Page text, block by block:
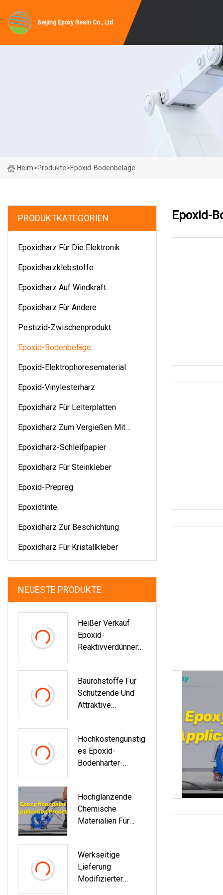
Beijing Epoxy Resin Co., Ltd
Heim>Produkte>Epoxid-Bodenbeläge
PRODUKTKATEGORIEN
Epoxidharz Für Die Elektronik
Epoxidharzklebstoffe
Epoxidharz Auf Windkraft
Epoxidharz Für Andere
Pestizid-Zwischenprodukt
Epoxid-Bodenbeläge
Epoxid-Elektrophoresematerial
Epoxid-Vinylesterharz
Epoxidharz Für Leiterplatten
Epoxidharz Zum Vergießen Mit
Epoxidharz-Schleifpapier
Epoxidharz Für Steinkleber
Epoxid-Prepreg
Epoxidtinte
Epoxidharz Zur Beschichtung
Epoxidharz Für Kristallkleber
NEUESTE PRODUKTE
Heißer Verkauf
Epoxid-
Reaktivverdünner
Age Farblose
Flüssige Rohstoffe
Für Epoxid-
Baurohstoffe Für
Schützende Und
Attraktive
Hochkostengünstig
Es Epoxid-
Bodenhärter-
Hochglänzende
Chemische
Materialien Für
En
Werkseitige
Lieferung
Modifizierter
Epoxid-